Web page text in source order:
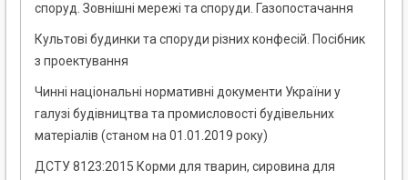
споруд. Зовнішні мережі та споруди. Газопостачання
Культові будинки та споруди різних конфесій. Посібник
з проектування
Чинні національні нормативні документи України у
галузі будівництва та промисловості будівельних
матеріалів (станом на 01.01.2019 року)
ДСТУ 8123:2015 Корми для тварин, сировина для